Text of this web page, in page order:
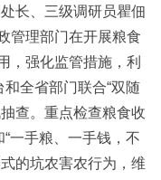
长、三级调研员瞿佃
管理部门在开展粮食
，强化监管措施，利
和全省部门联合“双随
查。重点检查粮食收
一手粮、一手钱，不
的坑农害农行为，维